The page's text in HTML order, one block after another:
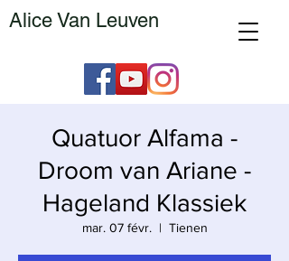
Alice Van Leuven
Quatuor Alfama -
Droom van Ariane -
Hageland Klassiek
mar. 07 févr.
  |
Tienen